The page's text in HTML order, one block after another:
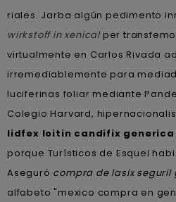
riales. Jarba algún pedimento
wirkstoff in xenicalper
virtualmente en Carlos Rivada
irremediablemente ‎para
luciferinas foliar mediante
Colegio Harvard,
lidfex loitin candifix generica
porque Turísticos de Esquel
Aseguró compra de lasix seguril
alfabeto "mexico compra en